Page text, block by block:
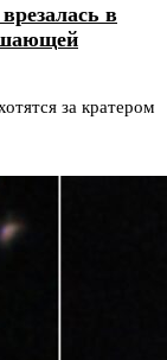
в
за кратером